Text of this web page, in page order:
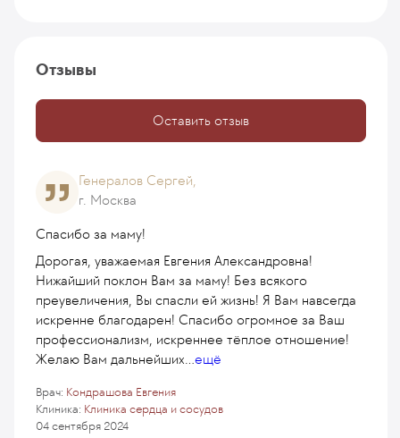
Отзывы
Оставить отзыв
Генералов Сергей,
г. Москва
Спасибо за маму!
Дорогая, уважаемая Евгения Александровна!
Нижайший поклон Вам за маму! Без всякого
преувеличения, Вы спасли ей жизнь! Я Вам навсегда
искренне благодарен! Спасибо огромное за Ваш
профессионализм, искреннее тёплое отношение!
Желаю Вам дальнейших...ещё
Клиника: Клиника сердца и сосудов
Врач: Кондрашова Евгения
04 сентября 2024